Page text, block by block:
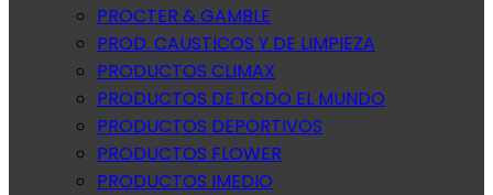
PROCTER & GAMBLE
PROD. CAUSTICOS Y DE LIMPIEZA
PRODUCTOS CLIMAX
PRODUCTOS DE TODO EL MUNDO
PRODUCTOS DEPORTIVOS
PRODUCTOS FLOWER
PRODUCTOS IMEDIO